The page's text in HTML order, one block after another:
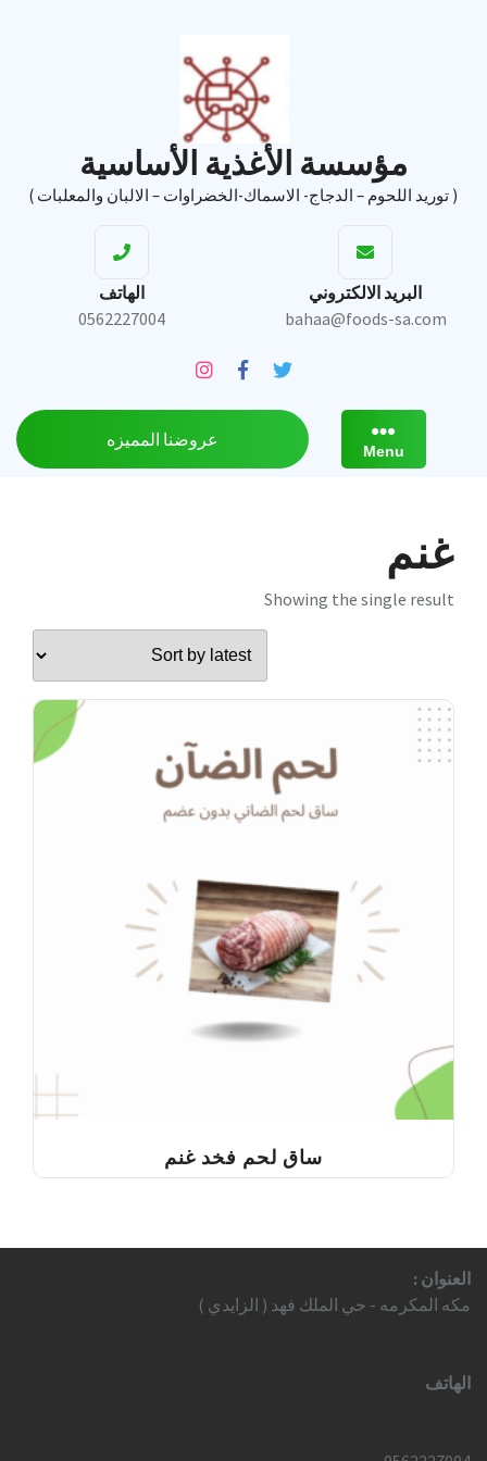
مؤسسة الأغذية الأساسية
( توريد اللحوم – الدجاج- الاسماك-الخضراوات – الالبان والمعلبات )
البريد الالكتروني
bahaa@foods-sa.com
الهاتف
0562227004
Menu
عروضنا المميزه
غنم
Showing the single result
ساق لحم فخد غنم
العنوان :
مكه المكرمه - حي الملك فهد ( الزايدي )
الهاتف